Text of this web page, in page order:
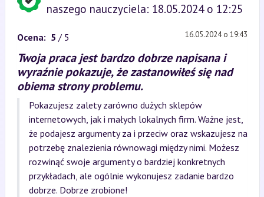
naszego nauczyciela: 18.05.2024 o 12:25
Ocena: 5 / 5 16.05.2024 o 19:43
Twoja praca jest bardzo dobrze napisana i
wyraźnie pokazuje, że zastanowiłeś się nad
obiema strony problemu.
Pokazujesz zalety zarówno dużych sklepów
internetowych, jak i małych lokalnych firm. Ważne jest,
że podajesz argumenty za i przeciw oraz wskazujesz na
potrzebę znalezienia równowagi między nimi. Możesz
rozwinąć swoje argumenty o bardziej konkretnych
przykładach, ale ogólnie wykonujesz zadanie bardzo
dobrze. Dobrze zrobione!